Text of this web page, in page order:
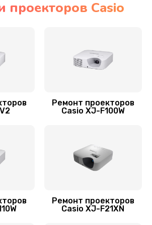
материнской платы
проекторов Casio
Ремонт проекторов
Casio XJ-F100W
Ремонт проекторов
Casio XJ-F21XN